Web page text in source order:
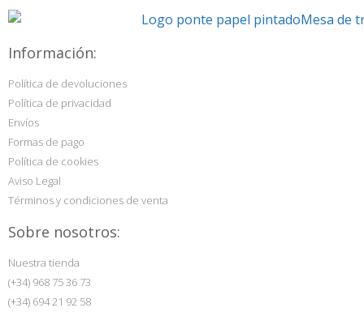
Información:
Política de devoluciones
Política de privacidad
Envíos
Formas de pago
Política de cookies
Aviso Legal
Términos y condiciones de venta
Sobre nosotros:
Nuestra tienda
(+34) 968 75 36 73
(+34) 694 21 92 58